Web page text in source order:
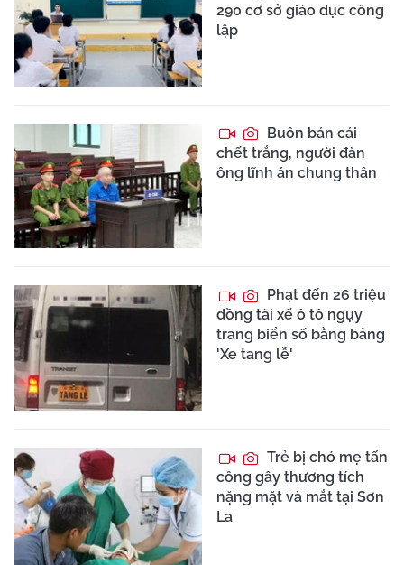
290 cơ sở giáo dục công
lập
Buôn bán cái
chết trắng, người đàn
ông lĩnh án chung thân
Phạt đến 26 triệu
đồng tài xế ô tô ngụy
trang biển số bằng bảng
'Xe tang lễ'
Trẻ bị chó mẹ tấn
công gây thương tích
nặng mặt và mắt tại Sơn
La